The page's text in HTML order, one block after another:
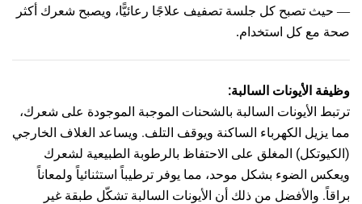
— حيث تصبح كل جلسة تصفيف علاجًا رعائيًّا، ويصبح شعرك أكثر
صحة مع كل استخدام.
وظيفة الأيونات السالبة:
ترتبط الأيونات السالبة بالشحنات الموجبة الموجودة على شعرك،
مما يزيل الكهرباء الساكنة ويوقف التلف. ويساعد الغلاف الخارجي
(الكيوتكل) المغلق على الاحتفاظ بالرطوبة الطبيعية لشعرك
ويعكس الضوء بشكل موحد، مما يوفر ترطيباً استثنائياً ولمعاناً
براقاً. والأفضل من ذلك أن الأيونات السالبة تشكّل طبقة غير